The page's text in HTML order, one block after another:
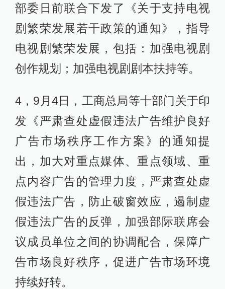
部委日前联合下发了《关于支持电视
剧繁荣发展若干政策的通知》，指导
电视剧繁荣发展，包括：加强电视剧
创作规划；加强电视剧剧本扶持等。
4，9月4日，工商总局等十部门关于印
发《严肃查处虚假违法广告维护良好
广告市场秩序工作方案》的通知提
出，加大对重点媒体、重点领域、重
点内容广告的管理力度，严肃查处虚
假违法广告，防止破窗效应，遏制虚
假违法广告的反弹，加强部际联席会
议成员单位之间的协调配合，保障广
告市场良好秩序，促进广告市场环境
持续好转。